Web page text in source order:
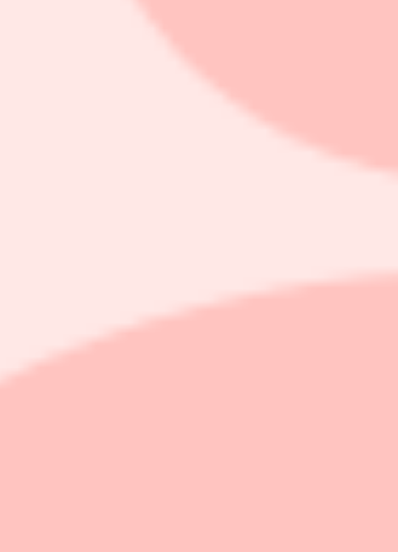
vinnare
storbolagsindex stängde upp 1,2%.